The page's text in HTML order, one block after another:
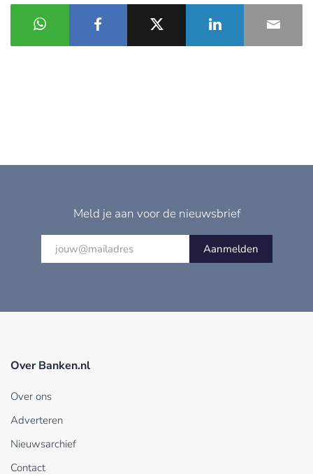
Meld je aan voor de nieuwsbrief
Aanmelden
Over Banken.nl
Over ons
Adverteren
Nieuwsarchief
Contact